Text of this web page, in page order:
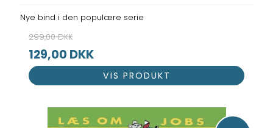
Nye bind i den populære serie
299,00 DKK
129,00 DKK
VIS PRODUKT